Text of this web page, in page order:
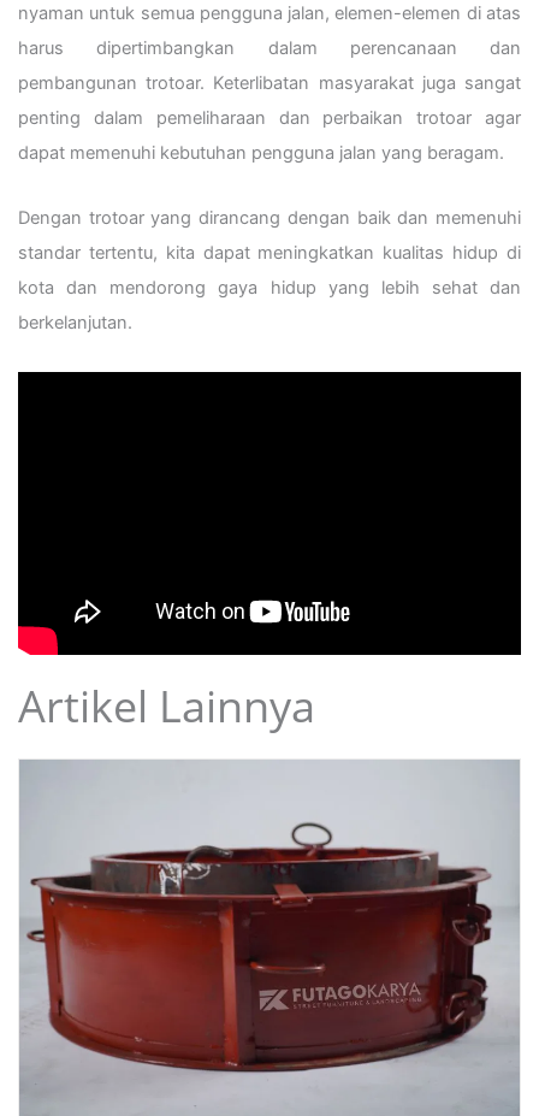
nyaman untuk semua pengguna jalan, elemen-elemen di atas
harus dipertimbangkan dalam perencanaan dan
pembangunan trotoar. Keterlibatan masyarakat juga sangat
penting dalam pemeliharaan dan perbaikan trotoar agar
dapat memenuhi kebutuhan pengguna jalan yang beragam.
Dengan trotoar yang dirancang dengan baik dan memenuhi
standar tertentu, kita dapat meningkatkan kualitas hidup di
kota dan mendorong gaya hidup yang lebih sehat dan
berkelanjutan.
Artikel Lainnya